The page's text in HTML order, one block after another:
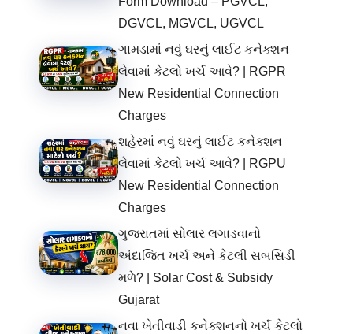
DGVCL, MGVCL, UGVCL
ગામડામાં નવું ઘરનું લાઈટ કનેક્શન
લેવામાં કેટલો ખર્ચ આવે? | RGPR
New Residential Connection
Charges
શહેરમાં નવું ઘરનું લાઈટ કનેક્શન
લેવામાં કેટલો ખર્ચ આવે? | RGPU
New Residential Connection
Charges
ગુજરાતમાં સોલાર લગાડવાનો
અંદાજિત ખર્ચ અને કેટલી સબસિડી
મળે? | Solar Cost & Subsidy
Gujarat
નવા ખેતીવાડી કનેક્શનનો ખર્ચ કેટલો